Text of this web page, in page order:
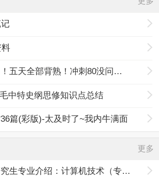
料
最强政治结构图！五天全部背熟！冲刺80没问题！
中特史纲思修知识点总结
篇(彩版)-太及时了~我内牛满面
更多
天津工业大学研究生专业介绍：计算机技术（专硕）